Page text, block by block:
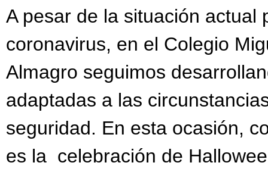
A pesar de la situación actual
coronavirus, en el Colegio
Almagro seguimos
adaptadas a las
seguridad. En esta ocasión,
es la celebración de